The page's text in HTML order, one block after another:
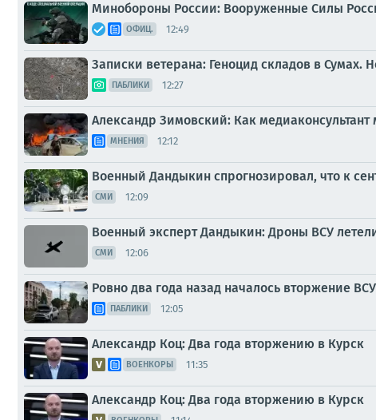
Минобороны России: Вооруженные Силы
ОФИЦ. 12:49
Записки ветерана: Геноцид складов в Сумах.
ПАБЛИКИ 12:27
Александр Зимовский: Как медиаконсультант
МНЕНИЯ 12:12
Военный Дандыкин спрогнозировал, что к
СМИ 12:09
Военный эксперт Дандыкин: Дроны ВСУ
СМИ 12:06
Ровно два года назад началось вторжение
ПАБЛИКИ 12:05
Александр Коц: Два года вторжению в Курск
ВОЕНКОРЫ 11:35
Александр Коц: Два года вторжению в Курск